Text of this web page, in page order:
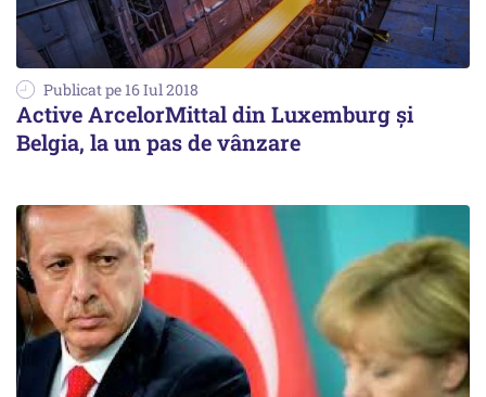
Publicat pe 16 Iul 2018
Active ArcelorMittal din Luxemburg şi
Belgia, la un pas de vânzare